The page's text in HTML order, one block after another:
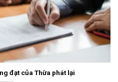
đạt của Thừa phát lại